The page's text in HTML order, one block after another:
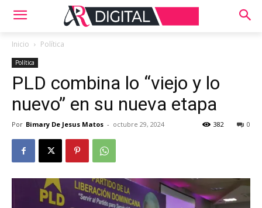
Inicio Política
Política
PLD combina lo “viejo y lo
nuevo” en su nueva etapa
Por Bimary De Jesus Matos - octubre 29, 2024 0
382